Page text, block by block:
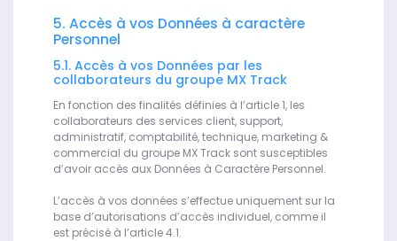
5. Accès à vos Données à caractère
Personnel
5.1. Accès à vos Données par les
collaborateurs du groupe MX Track
En fonction des finalités définies à l’article 1, les
collaborateurs des services client, support,
administratif, comptabilité, technique, marketing &
commercial du groupe MX Track sont susceptibles
d’avoir accès aux Données à Caractère Personnel.
L’accès à vos données s’effectue uniquement sur la
base d’autorisations d’accès individuel, comme il
est précisé à l’article 4.1.